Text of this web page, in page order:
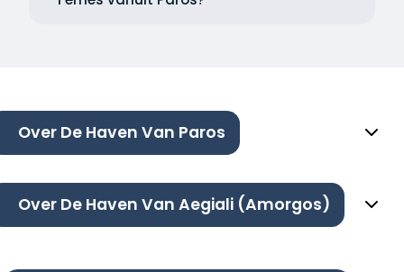
Over De Haven Van Paros
Over De Haven Van Aegiali (Amorgos)